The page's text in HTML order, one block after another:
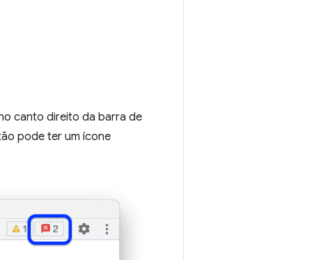
canto direito da barra de
pode ter um ícone